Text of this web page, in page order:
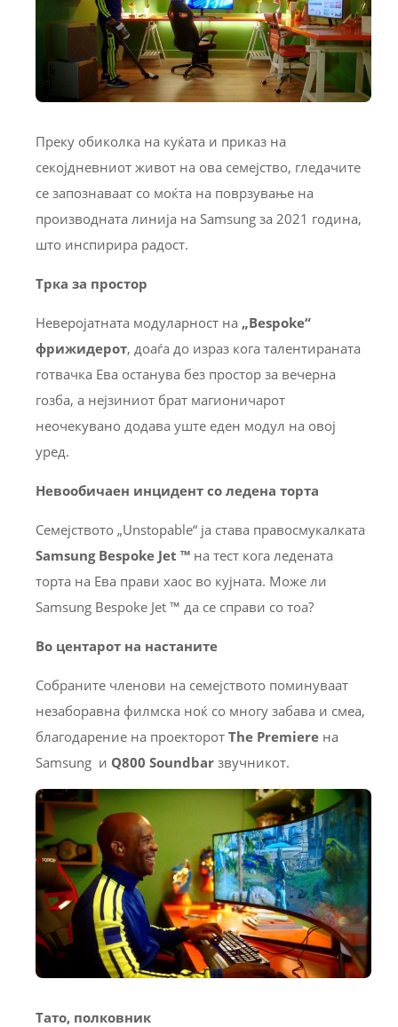
Преку обиколка на куќата и приказ на
секојдневниот живот на ова семејство, гледачите
се запознаваат со моќта на поврзување на
производната линија на Samsung за 2021 година,
што инспирира радост.
Трка за простор
Неверојатната модуларност на „Bespoke“
фрижидерот, доаѓа до израз кога талентираната
готвачка Ева останува без простор за вечерна
гозба, а нејзиниот брат магионичарот
неочекувано додава уште еден модул на овој
уред.
Невообичаен инцидент со ледена торта
Семејството „Unstopable“ ја става правосмукалката
Samsung Bespoke Jet ™ на тест кога ледената
торта на Ева прави хаос во кујната. Може ли
Samsung Bespoke Jet ™ да се справи со тоа?
Во центарот на настаните
Собраните членови на семејството поминуваат
незаборавна филмска ноќ со многу забава и смеа,
благодарение на проекторот The Premiere на
Samsung и Q800 Soundbar звучникот.
Тато, полковник